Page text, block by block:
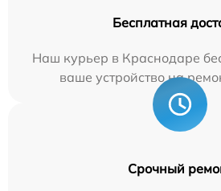
Бесплатная
Наш курьер в Краснодаре
ваше устройство на
Срочный